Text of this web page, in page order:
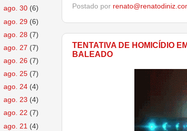
Postado por
TENTATIVA DE HOMICÍDIO
BALEADO
ago. 30 (6)
ago. 29 (6)
ago. 28 (7)
ago. 27 (7)
ago. 26 (7)
ago. 25 (7)
ago. 24 (4)
ago. 23 (4)
ago. 22 (7)
ago. 21 (4)